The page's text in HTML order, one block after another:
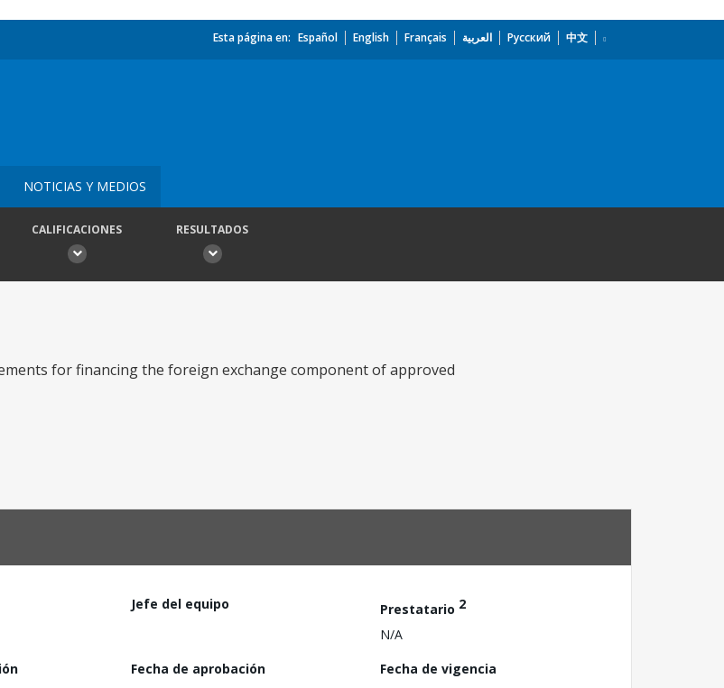
Esta página en: Español English Français العربية Русский 中文
NOTICIAS Y MEDIOS
CALIFICACIONES RESULTADOS
for financing the foreign exchange component of approved
Jefe del equipo Prestatario 2
N/A
Fecha de aprobación
Fecha de vigencia